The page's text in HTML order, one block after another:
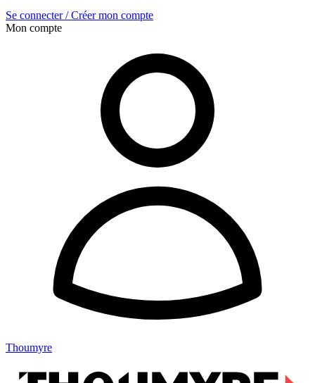
Se connecter / Créer mon compte
Mon compte
Thoumyre